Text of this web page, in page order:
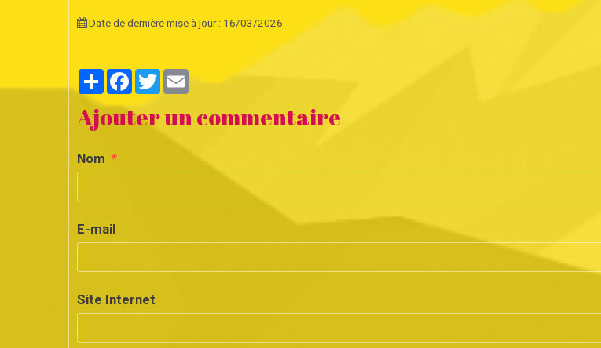
Date de dernière mise à jour : 16/03/2026
PartagerFacebook
Twitter
Ajouter un commentaire
Nom
E-mail
Site Internet